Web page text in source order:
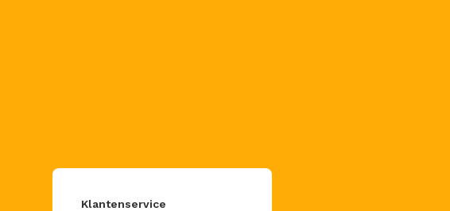
Klantenservice